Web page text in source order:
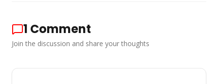
1 Comment
Join the discussion and share your thoughts